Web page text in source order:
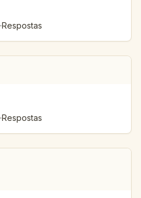
·Respostas
·Respostas